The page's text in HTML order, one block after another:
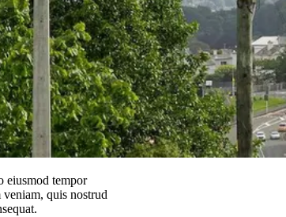
eiusmod tempor
quis nostrud